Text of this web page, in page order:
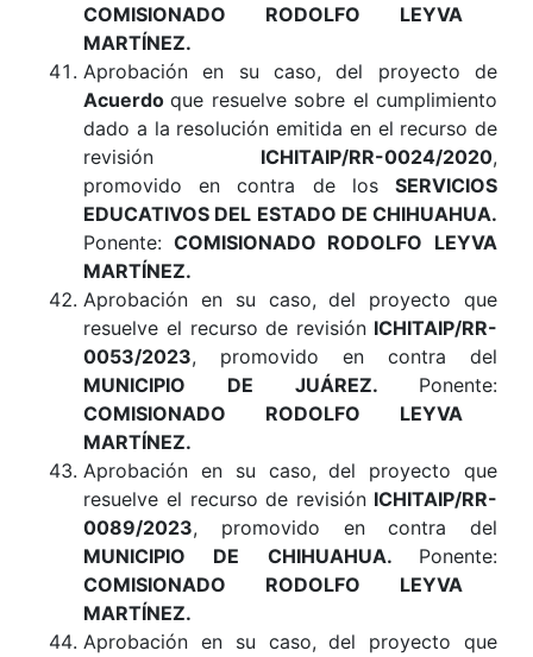
COMISIONADO RODOLFO LEYVA
MARTÍNEZ.
Aprobación en su caso, del proyecto de
Acuerdoque resuelve sobre el cumplimiento
dado a la resolución emitida en el recurso de
revisión ICHITAIP/RR-0024/2020,
promovido en contra de los SERVICIOS
EDUCATIVOS DEL ESTADO DE CHIHUAHUA.
Ponente: COMISIONADO RODOLFO LEYVA
MARTÍNEZ.
Aprobación en su caso, del proyecto que
resuelve el recurso de revisión ICHITAIP/RR-
0053/2023, promovido en contra del
MUNICIPIO DE JUÁREZ. Ponente:
COMISIONADO RODOLFO LEYVA
MARTÍNEZ.
Aprobación en su caso, del proyecto que
resuelve el recurso de revisión ICHITAIP/RR-
0089/2023, promovido en contra del
MUNICIPIO DE CHIHUAHUA. Ponente:
COMISIONADO RODOLFO LEYVA
MARTÍNEZ.
Aprobación en su caso, del proyecto que